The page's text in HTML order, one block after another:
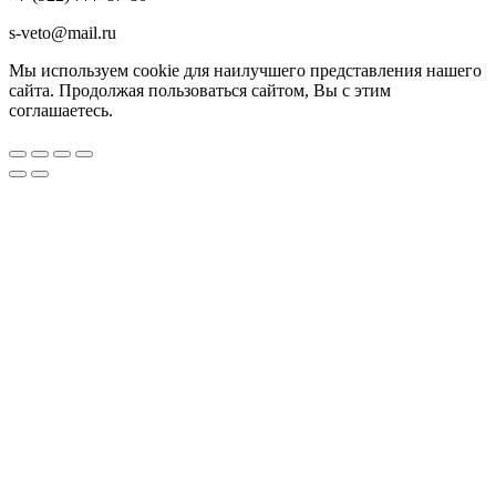
s-veto@mail.ru
Мы используем сookie для наилучшего представления нашего
сайта. Продолжая пользоваться сайтом, Вы с этим
соглашаетесь.